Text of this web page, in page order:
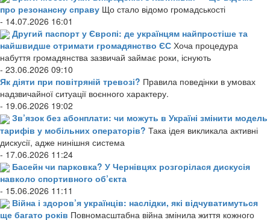
про резонансну справу Що стало відомо громадськості
- 14.07.2026 16:01
Другий паспорт у Європі: де українцям найпростіше та
найшвидше отримати громадянство ЄС Хоча процедура
набуття громадянства зазвичай займає роки, існують
- 23.06.2026 09:10
Як діяти при повітряній тревозі? Правила поведінки в умовах
надзвичайної ситуації воєнного характеру.
- 19.06.2026 19:02
Зв’язок без абонплати: чи можуть в Україні змінити модель
тарифів у мобільних операторів? Така ідея викликала активні
дискусії, адже нинішня система
- 17.06.2026 11:24
Басейн чи парковка? У Чернівцях розгорілася дискусія
навколо спортивного об’єкта
- 15.06.2026 11:11
Війна і здоров’я українців: наслідки, які відчуватимуться
ще багато років Повномасштабна війна змінила життя кожного